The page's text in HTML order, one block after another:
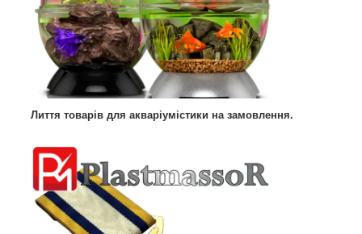
Лиття товарів для акваріумістики на замовлення.